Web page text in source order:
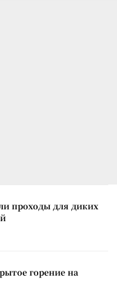
проходы для диких
горение на